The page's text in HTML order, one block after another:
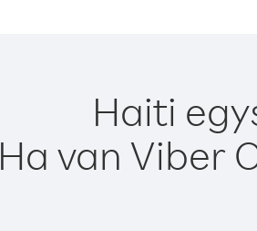
Haiti
Ha van Viber